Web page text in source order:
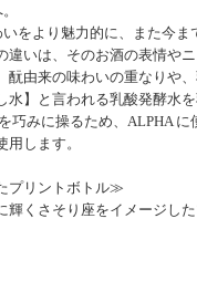
をより魅⼒的に、また今
違いは、そのお酒の表情や
酛由来の味わいの重なりや
⽔】と⾔われる乳酸発酵⽔
巧みに操るため、ALPHA
します。
プリントボトル≫
くさそり座をイメージし